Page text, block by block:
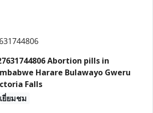
Abortion pills in
Harare Bulawayo Gweru
Falls
ยี่ยมชม